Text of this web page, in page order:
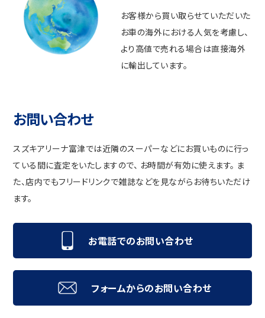
お客様から買い取らせていただいた
お車の海外における人気を考慮し、
より高値で売れる場合は直接海外
に輸出しています。
お問い合わせ
スズキアリーナ富津では近隣のスーパーなどにお買いものに行っ
ている間に査定をいたしますので、 お時間が有効に使えます。 ま
た、店内でもフリードリンクで雑誌などを見ながらお待ちいただけ
ます。
お電話でのお問い合わせ
フォームからのお問い合わせ